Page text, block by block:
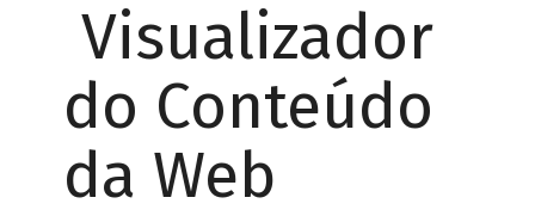
Visualizador
do Conteúdo
da Web